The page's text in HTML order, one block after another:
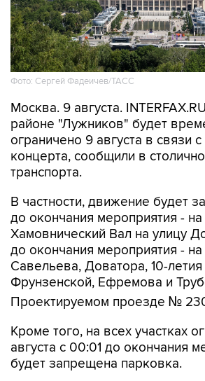
Фото: Сергей Фадеичев/ТАСС
Москва. 9 августа.
районе "Лужников" будет
ограничено 9 августа в связи
концерта, сообщили в
транспорта.
В частности, движение будет
до окончания мероприятия -
Хамовнический Вал на улицу
до окончания мероприятия - на
Савельева, Доватора, 10-
Фрунзенской, Ефремова и
Проектируемом проезде №
Кроме того, на всех участках
августа с 00:01 до окончания
будет запрещена парковка.